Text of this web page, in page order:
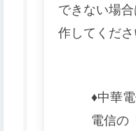
できない場
作してくださ
♦️中華
電信の